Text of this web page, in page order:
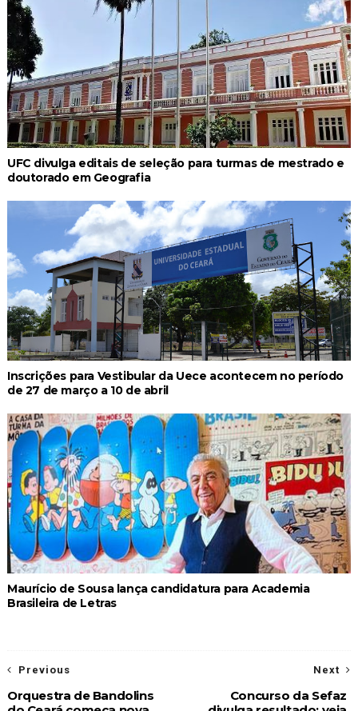
UFC divulga editais de seleção para turmas de mestrado e
doutorado em Geografia
Inscrições para Vestibular da Uece acontecem no período
de 27 de março a 10 de abril
Maurício de Sousa lança candidatura para Academia
Brasileira de Letras
Next
Concurso da Sefaz
Previous
Orquestra de Bandolins